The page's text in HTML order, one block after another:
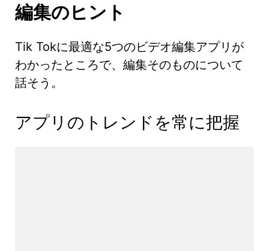
編集のヒント
Tik Tokに最適な5つのビデオ編集アプリが
わかったところで、編集そのものについて
話そう。
アプリのトレンドを常に把握